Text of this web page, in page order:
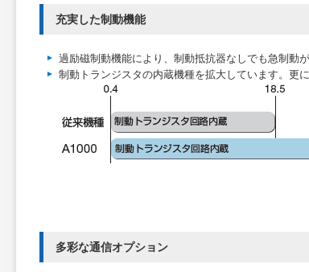
充実した制動機能
過励磁制動機能により、制動抵抗器なしでも急制動が
制動トランジスタの内蔵機種を拡大しています。更
多彩な通信オプション